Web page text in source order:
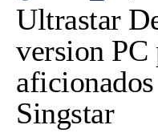
Ultrastar
version PC
Singstar